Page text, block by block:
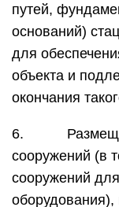
путей,
оснований)
для
объекта и
окончания
6.
сооружений (в
сооружений